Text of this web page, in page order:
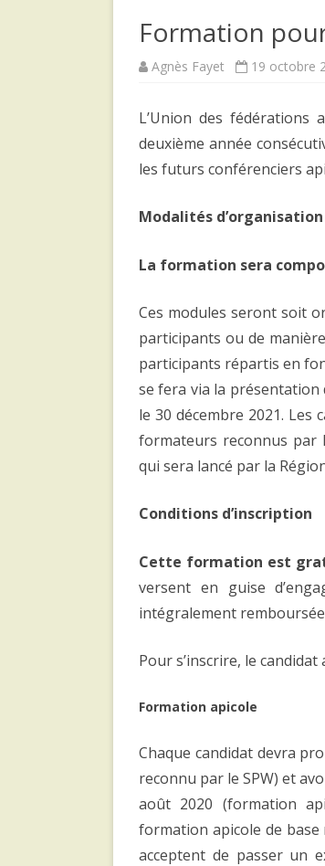
Formation
Agnès Fayet 19 octobre
L’Union des fédérations
deuxième année
les futurs conférenciers
Modalités d’organisation
La formation sera
Ces modules seront soit
participants ou de
participants répartis en
se fera via la présentation
le 30 décembre 2021.
formateurs reconnus par
qui sera lancé par la
Conditions d’inscription
Cette formation est
versent en guise
intégralement
Pour s’inscrire, le
Formation apicole
Chaque candidat devra
reconnu par le SPW) et
août 2020 (formation
formation apicole de base
acceptent de passer un